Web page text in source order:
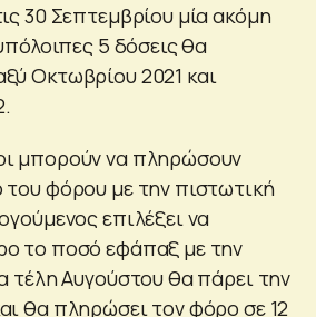
30 Σεπτεμβρίου μία ακόμη
5 δόσεις θα
Οκτωβρίου 2021 και
μπορούν να πληρώσουν
φόρου με την πιστωτική
επιλέξει να
το ποσό εφάπαξ με την
τέλη Αυγούστου θα πάρει την
θα πληρώσει τον φόρο σε 12